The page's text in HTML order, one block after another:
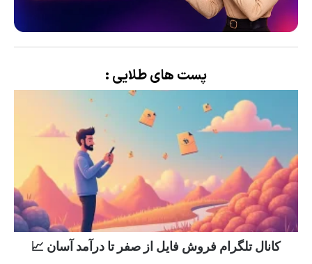
پست های طلایی :
کانال تلگرام فروش فایل از صفر تا درآمد آسان 📈